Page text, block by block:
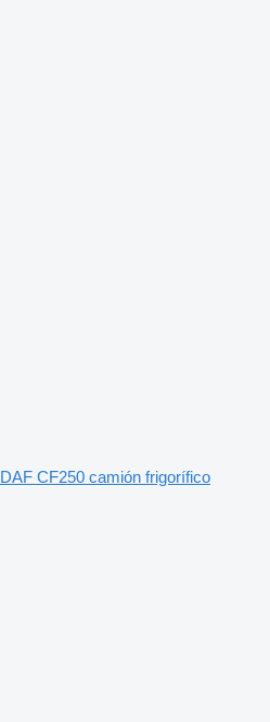
DAF CF250 camión frigorífico